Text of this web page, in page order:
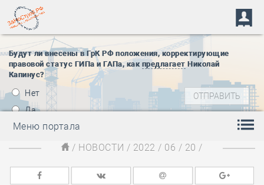
Будут ли внесены в ГрК РФ положения, корректирующие
правовой статус ГИПа и ГАПа, как предлагает Николай
Капинус?
Нет
Да
Меню портала
/ НОВОСТИ / 2022 / 06 / 20 /